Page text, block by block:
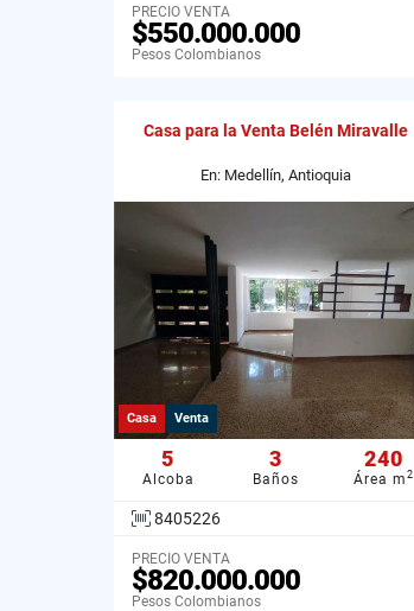
PRECIO VENTA
$550.000.000
Pesos Colombianos
Casa para la Venta Belén Miravalle
En: Medellín, Antioquia
Casa Venta
5
Alcoba
3
Baños
240
Área m 2
8405226
PRECIO VENTA
$820.000.000
Pesos Colombianos